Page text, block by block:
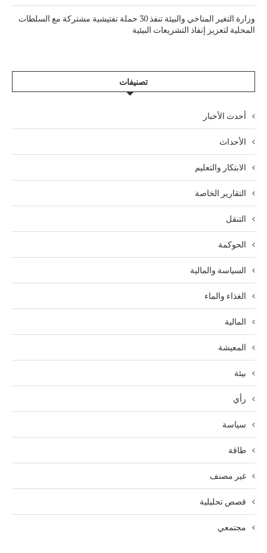
وزارة التغير المناخي والبيئة تنفذ 30 حملة تفتيشية مشتركة مع السلطات
المحلية لتعزيز إنفاذ التشريعات البيئية
تصنيفات
أحدث الأخبار
الأحداث
الابتكار والتعليم
التقارير الخاصة
التنقل
الحوكمة
السياسة والمالية
الغذاء والماء
المالية
المعيشة
بيئة
رأي
سياسة
طاقة
غير مصنف
قصص تحليلية
مجتمعي